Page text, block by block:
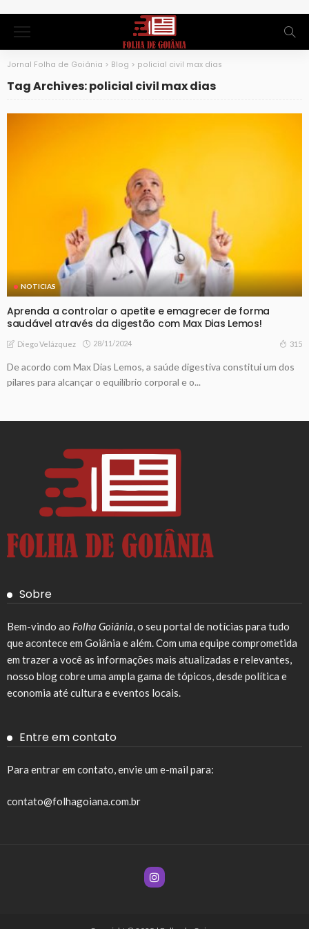
Jornal Folha de Goiânia > Blog > policial civil max dias
Tag Archives: policial civil max dias
NOTICIAS
Aprenda a controlar o apetite e emagrecer de forma
saudável através da digestão com Max Dias Lemos!
Diego Velázquez 28/11/2024 315
De acordo com Max Dias Lemos, a saúde digestiva constitui um dos
pilares para alcançar o equilíbrio corporal e o...
Sobre
Bem-vindo ao Folha Goiânia, o seu portal de notícias para tudo
que acontece em Goiânia e além. Com uma equipe comprometida
em trazer a você as informações mais atualizadas e relevantes,
nosso blog cobre uma ampla gama de tópicos, desde política e
economia até cultura e eventos locais.
Entre em contato
Para entrar em contato, envie um e-mail para:
contato@folhagoiana.com.br